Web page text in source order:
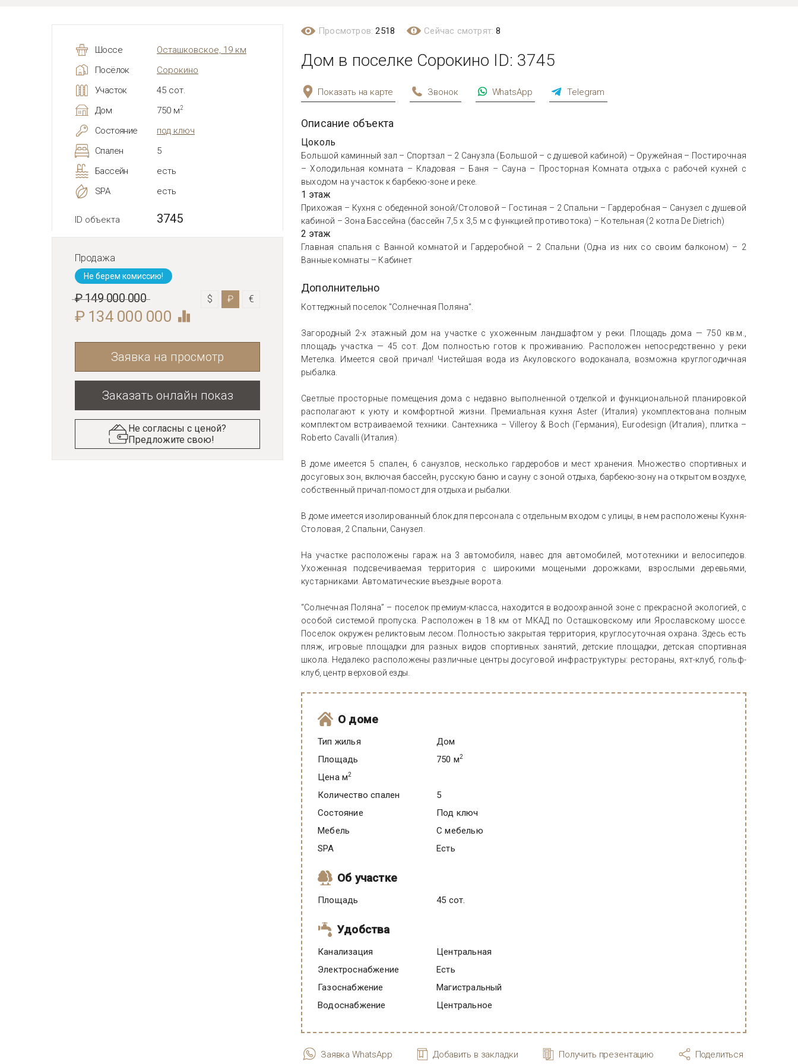
Шоссе
Осташковское, 19 км
Посёлок
Сорокино
Участок
45 сот.
Дом
750 м2
Состояние
под ключ
Спален
5
Бассейн
есть
SPA
есть
ID объекта 3745
Продажа
Не берем комиссию!
₽ 149 000 000
₽ 134 000 000
$ ₽ €
Заявка на просмотр
Заказать онлайн показ
Не согласны с ценой?
Предложите свою!
Просмотров:2518 Сейчас смотрят:8
Дом в поселке Сорокино ID: 3745
Показать на карте Звонок WhatsApp Telegram
Описание объекта
Цоколь
Большой каминный зал – Спортзал – 2 Санузла (Большой – с душевой кабиной) – Оружейная – Постирочная
– Холодильная комната – Кладовая – Баня – Сауна – Просторная Комната отдыха с рабочей кухней с
выходом на участок к барбекю-зоне и реке.
1 этаж
Прихожая – Кухня с обеденной зоной/Столовой – Гостиная – 2 Спальни – Гардеробная – Санузел с душевой
кабиной – Зона Бассейна (бассейн 7,5 х 3,5 м с функцией противотока) – Котельная (2 котла De Dietrich)
2 этаж
Главная спальня с Ванной комнатой и Гардеробной – 2 Спальни (Одна из них со своим балконом) – 2
Ванные комнаты – Кабинет
Дополнительно
Коттеджный поселок "Солнечная Поляна".
Загородный 2-х этажный дом на участке с ухоженным ландшафтом у реки. Площадь дома — 750 кв.м.,
площадь участка — 45 сот. Дом полностью готов к проживанию. Расположен непосредственно у реки
Метелка. Имеется свой причал! Чистейшая вода из Акуловского водоканала, возможна круглогодичная
рыбалка.
Светлые просторные помещения дома с недавно выполненной отделкой и функциональной планировкой
располагают к уюту и комфортной жизни. Премиальная кухня Aster (Италия) укомплектована полным
комплектом встраиваемой техники. Сантехника – Villeroy & Boch (Германия), Eurodesign (Италия), плитка –
Roberto Cavalli (Италия).
В доме имеется 5 спален, 6 санузлов, несколько гардеробов и мест хранения. Множество спортивных и
досуговых зон, включая бассейн, русскую баню и сауну с зоной отдыха, барбекю-зону на открытом воздухе,
собственный причал-помост для отдыха и рыбалки.
В доме имеется изолированный блок для персонала с отдельным входом с улицы, в нем расположены Кухня-
Столовая, 2 Спальни, Санузел.
На участке расположены гараж на 3 автомобиля, навес для автомобилей, мототехники и велосипедов.
Ухоженная подсвечиваемая территория с широкими мощеными дорожками, взрослыми деревьями,
кустарниками. Автоматические въездные ворота.
“Солнечная Поляна” – поселок премиум-класса, находится в водоохранной зоне с прекрасной экологией, с
особой системой пропуска. Расположен в 18 км от МКАД по Осташковскому или Ярославскому шоссе.
Поселок окружен реликтовым лесом. Полностью закрытая территория, круглосуточная охрана. Здесь есть
пляж, игровые площадки для разных видов спортивных занятий, детские площадки, детская спортивная
школа. Недалеко расположены различные центры досуговой инфраструктуры: рестораны, яхт-клуб, гольф-
клуб, центр верховой езды.
О доме
Тип жилья
Дом
Площадь
750 м2
Цена м2
Количество спален
5
Состояние
под ключ
Мебель
C мебелью
SPA
есть
Об участке
Площадь 45 сот.
Удобства
Канализация
Центральная
Электроснабжение
есть
Газоснабжение
Магистральный
Водоснабжение
Центральное
Заявка WhatsApp Добавить в закладки Получить презентацию Поделиться